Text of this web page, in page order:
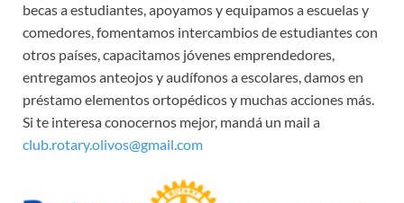
becas a estudiantes, apoyamos y equipamos a escuelas y
comedores, fomentamos intercambios de estudiantes con
otros países, capacitamos jóvenes emprendedores,
entregamos anteojos y audífonos a escolares, damos en
préstamo elementos ortopédicos y muchas acciones más.
Si te interesa conocernos mejor, mandá un mail a
club.rotary.olivos@gmail.com